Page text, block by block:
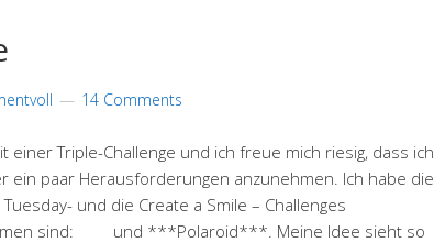
14 Comments
einer Triple-Challenge und ich freue mich riesig, dass ich
ein paar Herausforderungen anzunehmen. Ich habe die
und die Create a Smile – Challenges
sind: und ***Polaroid***. Meine Idee sieht so